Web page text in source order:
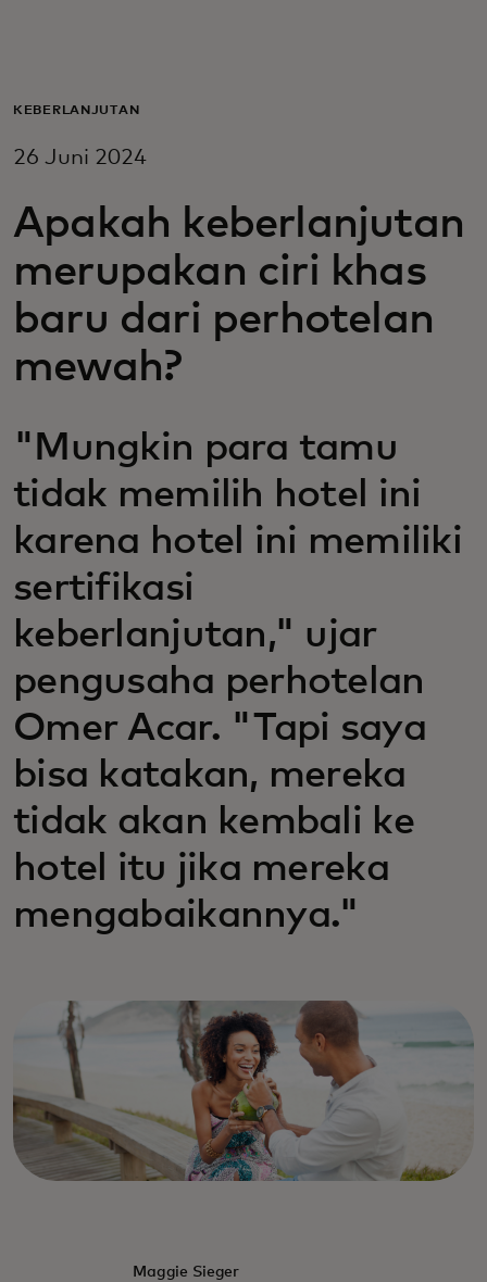
Untuk bisnis
Untuk inovator
Berita dan tren
KEBERLANJUTAN
26 Juni 2024
Apakah keberlanjutan
merupakan ciri khas
baru dari perhotelan
mewah?
"Mungkin para tamu
tidak memilih hotel ini
karena hotel ini memiliki
sertifikasi
keberlanjutan," ujar
pengusaha perhotelan
Omer Acar. "Tapi saya
bisa katakan, mereka
tidak akan kembali ke
hotel itu jika mereka
mengabaikannya."
Maggie Sieger